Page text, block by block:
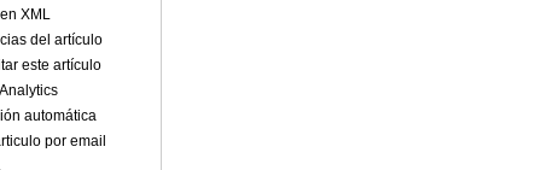
XML
del artículo
este artículo
automática
por email